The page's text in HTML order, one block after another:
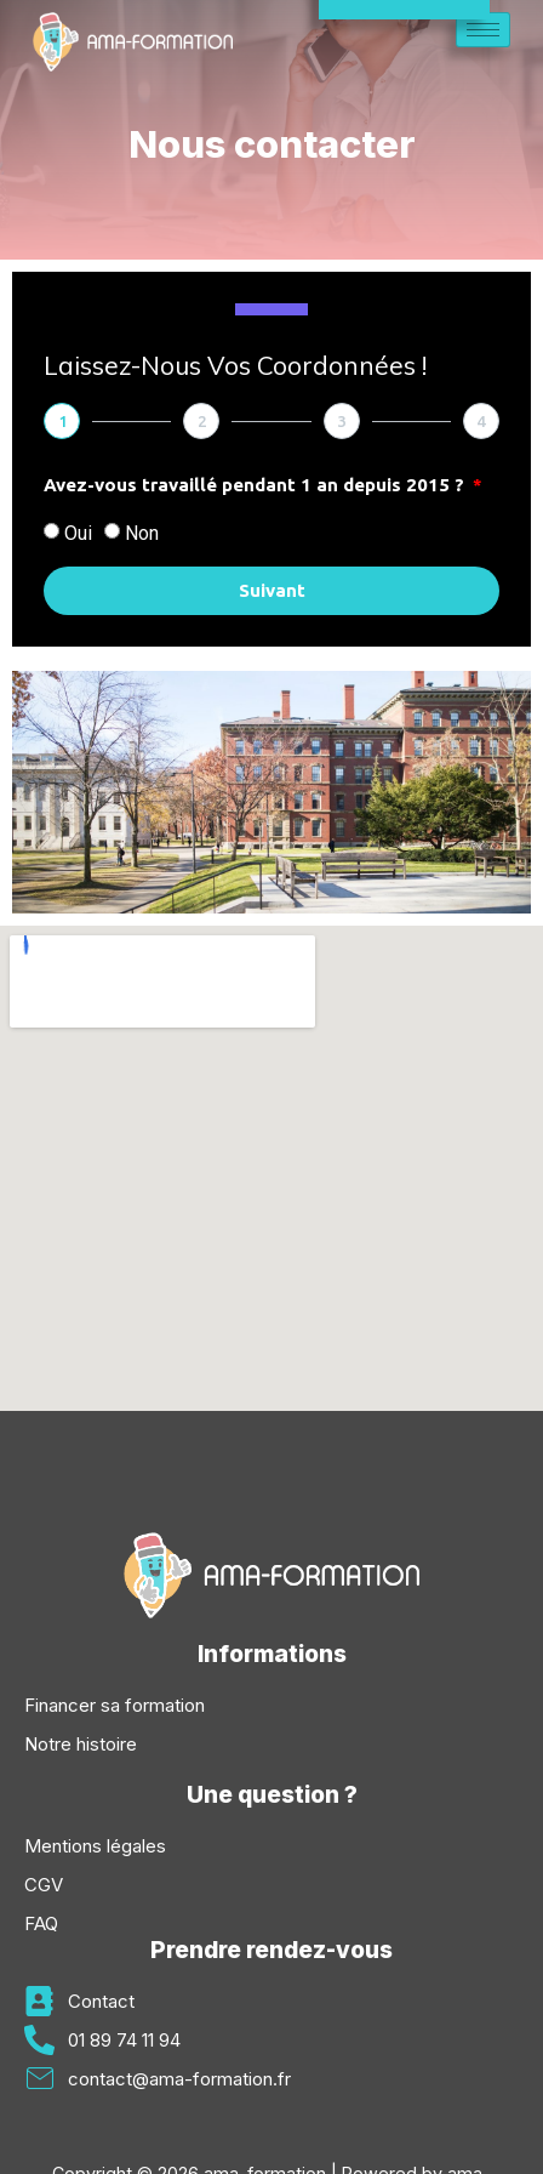
Nous contacter
Laissez-Nous Vos Coordonnées !
1 2 3 4
Avez-vous travaillé pendant 1 an depuis 2015 ?
Oui Non
Suivant
Informations
Financer sa formation
Notre histoire
Une question ?
Mentions légales
CGV
FAQ
Prendre rendez-vous
Contact
01 89 74 11 94
contact@ama-formation.fr